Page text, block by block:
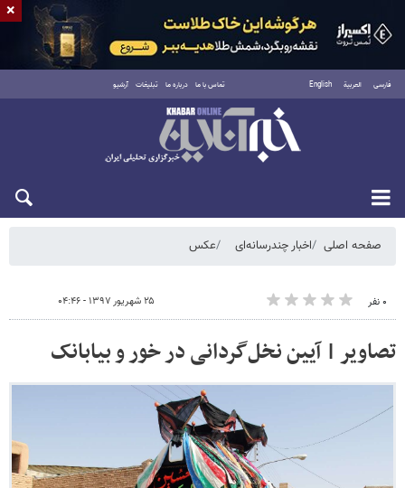
فارسی العربية English تماس با ما درباره ما تبلیغات آرشیو
شنبه ۱۷ مرداد ۱۴۰۵
صفحه اصلی اخبار چندرسانه‌ای عکس
۰ نفر ۲۵ شهریور ۱۳۹۷ - ۰۴:۴۶
تصاویر | آیین نخل‌گردانی در خور و بیابانک
×